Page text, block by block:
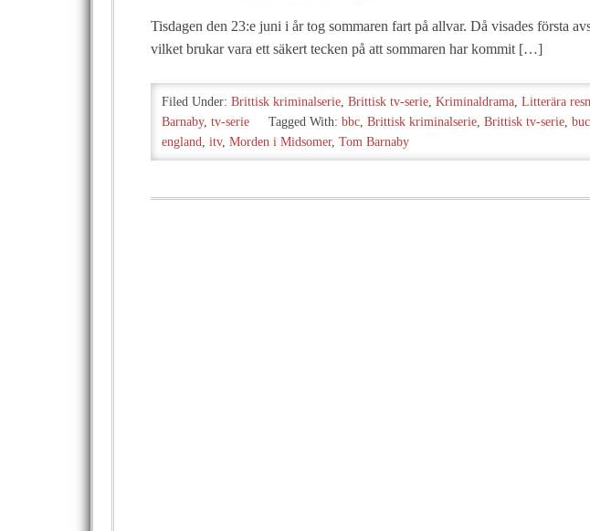
Tisdagen den 23:e juni i år tog sommaren fart på allvar. Då visades första
vilket brukar vara ett säkert tecken på att sommaren har kommit […]
Filed Under: Brittisk kriminalserie, Brittisk tv-serie, Kriminaldrama, Litterära
Barnaby, tv-serie Tagged With: bbc, Brittisk kriminalserie, Brittisk tv-serie,
england, itv, Morden i Midsomer, Tom Barnaby